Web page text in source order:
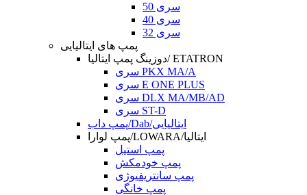
سری 50
سری 40
سری 32
پمپ های ایتالیایی
دوزینگ پمپ ایتالیا/ ETATRON
سری PKX MA/A
سری E ONE PLUS
سری DLX MA/MB/AD
سری ST-D
پمپ داب/Dab/ایتالیایی
پمپ لوارا/LOWARA/ایتالیا
پمپ استیل
پمپ خودمکش
پمپ سانتریفیوژی
پمپ خانگی